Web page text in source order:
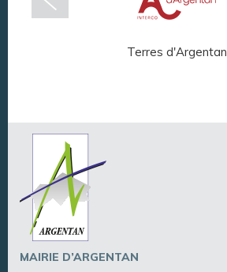
Terres d'Argentan
MAIRIE D’ARGENTAN